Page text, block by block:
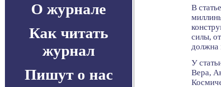
О журнале
Как читать
журнал
Пишут о нас
В
силы,
должна
У
Вера,